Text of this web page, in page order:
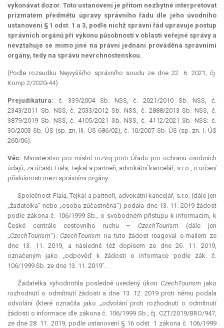
vykonávat dozor. Toto ustanovení je přitom nezbytné interpretovat
prizmatem předmětu úpravy správního řádu dle jeho úvodního
ustanovení § 1 odst. 1 a 3, podle nichž správní řád upravuje postup
správních orgánů při výkonu působnosti v oblasti veřejné správy a
nevztahuje se mimo jiné na právní jednání prováděná správními
orgány, tedy na správu nevrchnostenskou.
(Podle rozsudku Nejvyššího správního soudu ze dne 22. 6. 2021, čj.
Komp 2/2020-44)
Prejudikatura: č. 339/2004 Sb. NSS, č. 2021/2010 Sb. NSS, č.
2343/2011 Sb. NSS, č. 2533/2012 Sb. NSS, č. 2888/2013 Sb. NSS, č.
3879/2019 Sb. NSS, č. 4105/2021 Sb. NSS, č. 4112/2021 Sb. NSS; č.
30/2003 Sb. ÚS (sp. zn. III. ÚS 686/02), č. 10/2007 Sb. ÚS (sp. zn. I. ÚS
260/06).
Věc: Ministerstvo pro místní rozvoj proti Úřadu pro ochranu osobních
údajů, za účasti Fiala, Tejkal a partneři, advokátní kancelář, s.r.o., o určení
příslušnosti mezi správními orgány.
Společnost Fiala, Tejkal a partneři, advokátní kancelář, s.r.o. (dále jen
„žadatelka“ nebo „osoba zúčastněná“) podala dne 13. 11. 2019 žádost
podle zákona č. 106/1999 Sb., o svobodném přístupu k informacím, k
České centrále cestovního ruchu –CzechTourism (dále jen
„CzechTourism“).CzechTourism na tuto žádost reagoval e-mailem ze
dne 13. 11. 2019, a následně též dopisem ze dne 26. 11. 2019,
označeným jako „odpověď k žádosti o informace podle zák. č.
106/1999 Sb. ze dne 13. 11. 2019“.
Žadatelka vyhodnotila posledně uvedený úkonCzechTourism jako
rozhodnutí o odmítnutí žádosti a dne 13. 12. 2019 proti němu podala
odvolání (které označila jako „odvolání proti rozhodnutí o odmítnutí
žádosti o informace dle zákona č. 106/1999 Sb., čj. CZT/2019/BRO/947,
ze dne 28. 11. 2019, podle ustanovení § 16 odst. 1 zákona č. 106/1999